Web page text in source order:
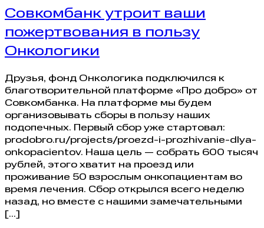
Совкомбанк утроит ваши
пожертвования в пользу
Онкологики
Друзья, фонд Онкологика подключился к
благотворительной платформе «Про добро» от
Совкомбанка. На платформе мы будем
организовывать сборы в пользу наших
подопечных. Первый сбор уже стартовал:
prodobro.ru/projects/proezd-i-prozhivanie-dlya-
onkopacientov. Наша цель — собрать 600 тысяч
рублей, этого хватит на проезд или
проживание 50 взрослым онкопациентам во
время лечения. Сбор открылся всего неделю
назад, но вместе с нашими замечательными
[…]